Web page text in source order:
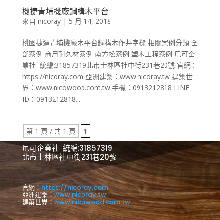
機捷青埔機廠鋼構木平台
來自 nicoray| 5 月 14, 2018
桃園捷運青埔機廠木平台鋼構木作井字樑 相關案例分類 全
部案例 商用耐久材案例 南方松案例 塑木工程案例 尼可企
業社 統編:31857319北市士林區社中街231巷20號 官網：
https://nicoray.com 亞洲建築：www.nicoray.tw 建築世
界：www.nicowood.com.tw 手機：0913212818 LINE
ID：0913212818...
第 1 頁 / 共 1 頁 1
尼可企業社 統編:31857319
北市士林區社中街231巷20號
官網：https://nicoray.com
亞洲建築：www.nicoray.tw
建築世界：www.nicowood.com.tw